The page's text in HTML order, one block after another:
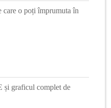
care o poți împrumuta în
și graficul complet de